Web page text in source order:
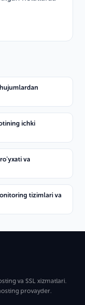
ichki
va
tizimlari va
va SSL xizmatlari.
provayder.